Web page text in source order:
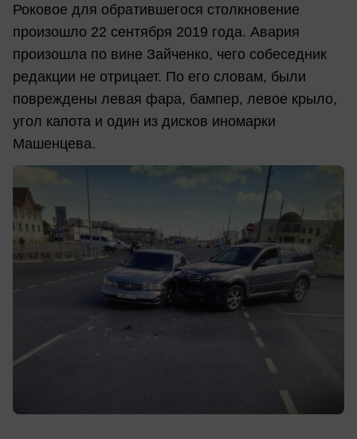
Роковое для обратившегося столкновение
произошло 22 сентября 2019 года. Авария
произошла по вине Зайченко, чего собеседник
редакции не отрицает. По его словам, были
повреждены левая фара, бампер, левое крыло,
угол капота и один из дисков иномарки
Машенцева.